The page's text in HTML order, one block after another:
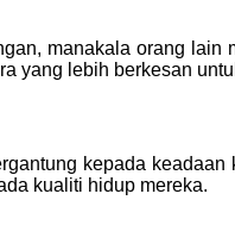
manakala orang lain
yang lebih berkesan
kepada
kualiti hidup mereka.